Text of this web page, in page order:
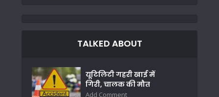
TALKED ABOUT
यूटिलिटी गहरी खाई में
गिरी, चालक की मौत
Add Comment